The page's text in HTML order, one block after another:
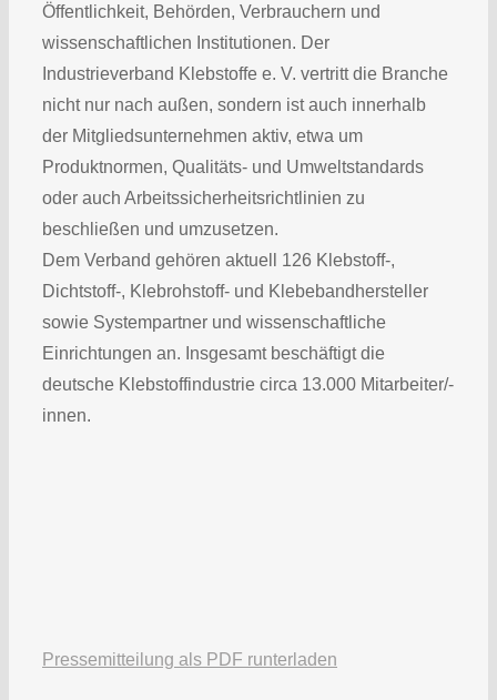
Öffentlichkeit, Behörden, Verbrauchern und
wissenschaftlichen Institutionen. Der
Industrieverband Klebstoffe e. V. vertritt die Branche
nicht nur nach außen, sondern ist auch innerhalb
der Mitgliedsunternehmen aktiv, etwa um
Produktnormen, Qualitäts- und Umweltstandards
oder auch Arbeitssicherheitsrichtlinien zu
beschließen und umzusetzen.
Dem Verband gehören aktuell 126 Klebstoff-,
Dichtstoff-, Klebrohstoff- und Klebebandhersteller
sowie Systempartner und wissenschaftliche
Einrichtungen an. Insgesamt beschäftigt die
deutsche Klebstoffindustrie circa 13.000 Mitarbeiter/-
innen.
Pressemitteilung als PDF runterladen